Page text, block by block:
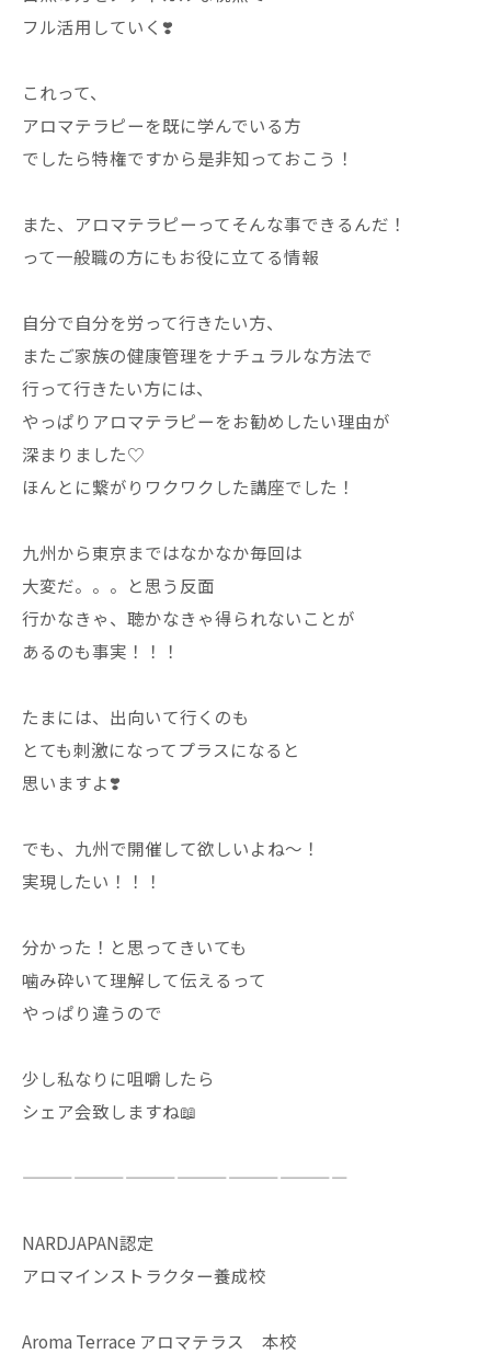
フル活用していく❣️
これって、
アロマテラピーを既に学んでいる方
でしたら特権ですから是非知っておこう！
また、アロマテラピーってそんな事できるんだ！
って一般職の方にもお役に立てる情報
自分で自分を労って行きたい方、
またご家族の健康管理をナチュラルな方法で
行って行きたい方には、
やっぱりアロマテラピーをお勧めしたい理由が
深まりました♡
ほんとに繋がりワクワクした講座でした！
九州から東京まではなかなか毎回は
大変だ。。。と思う反面
行かなきゃ、聴かなきゃ得られないことが
あるのも事実！！！
たまには、出向いて行くのも
とても刺激になってプラスになると
思いますよ❣️
でも、九州で開催して欲しいよね〜！
実現したい！！！
分かった！と思ってきいても
噛み砕いて理解して伝えるって
やっぱり違うので
少し私なりに咀嚼したら
シェア会致しますね📖
———————————————————
NARDJAPAN認定
アロマインストラクター養成校
Aroma Terrace アロマテラス 本校